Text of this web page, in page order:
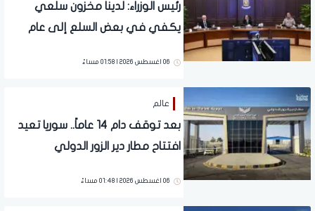
رئيس الوزراء: لدينا مخزون سلعي
يكفي في بعض السلع إلى عام
06 اغسطس 2026 | 01:58 مساءً
عالم
بعد توقف دام 14 عاماً.. سوريا تعيد
افتتاح مطار دير الزور الدولي
06 اغسطس 2026 | 01:48 مساءً